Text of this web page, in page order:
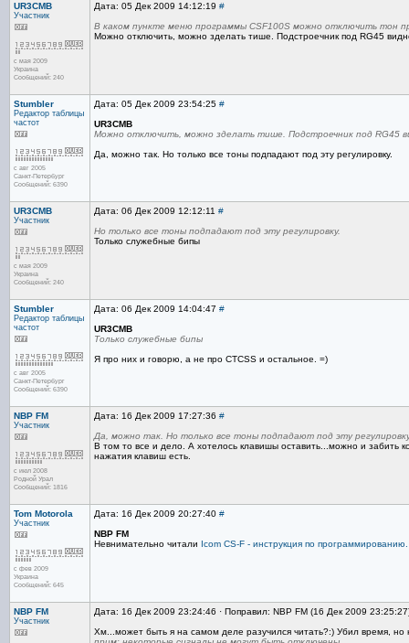
UR3CMB
Участник
с мая 2009
Украина
Сообщений: 240
Дата: 05 Дек 2009 14:12:19 #
В каком пункте меню программы CSF100S можно отключить тон
Можно отключить, можно зделать тише. Подстроечник под RG45
Stumbler
Редактор таблицы
частот
с авг 2005
Санкт-Петербург
Сообщений: 6390
Дата: 05 Дек 2009 23:54:25 #
UR3CMB
Можно отключить, можно зделать тише. Подстроечник под RG45
Да, можно так. Но только все тоны подпадают под эту регулировку.
UR3CMB
Участник
с мая 2009
Украина
Сообщений: 240
Дата: 06 Дек 2009 12:12:11 #
Но только все тоны подпадают под эту регулировку.
Только служебные бипы
Stumbler
Редактор таблицы
частот
с авг 2005
Санкт-Петербург
Сообщений: 6390
Дата: 06 Дек 2009 14:04:47 #
UR3CMB
Только служебные бипы
Я про них и говорю, а не про CTCSS и остальное. =)
NBP FM
Участник
с июл 2008
Родной Урал
Сообщений: 1816
Дата: 16 Дек 2009 17:27:36 #
Да, можно так. Но только все тоны подпадают под эту
В том то все и дело. А хотелось клавишы оставить...можно и забить
нажатия клавиш есть.
Tom Motorola
Участник
с фев 2009
Украина
Сообщений: 645
Дата: 16 Дек 2009 20:27:40 #
NBP FM
Невнимательно читали Icom CS-F - инструкция по программированию.
NBP FM
Участник
Дата: 16 Дек 2009 23:24:46 · Поправил: NBP FM (16 Дек 2009
Хм...может быть я на самом деле разучился читать?:) Убил время, но